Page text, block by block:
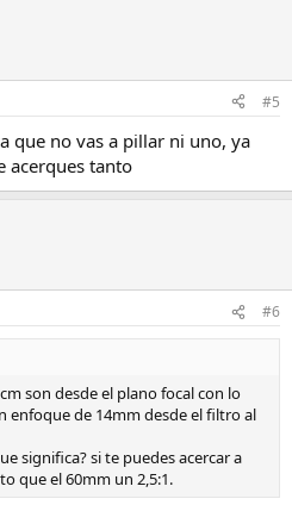
#5
que no vas a pillar ni uno, ya
acerques tanto
#6
son desde el plano focal con lo
enfoque de 14mm desde el filtro al
significa? si te puedes acercar a
que el 60mm un 2,5:1.